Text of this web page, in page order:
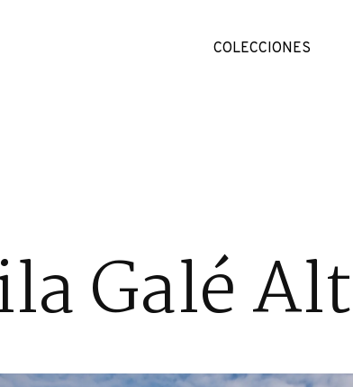
COLECCIONES
Galé